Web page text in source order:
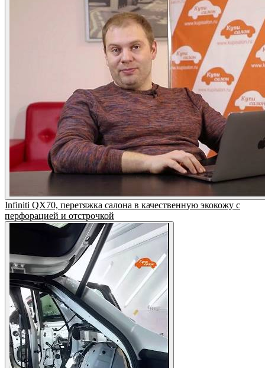
Infiniti QX70, перетяжка салона в качественную экокожу с
перфорацией и отстрочкой